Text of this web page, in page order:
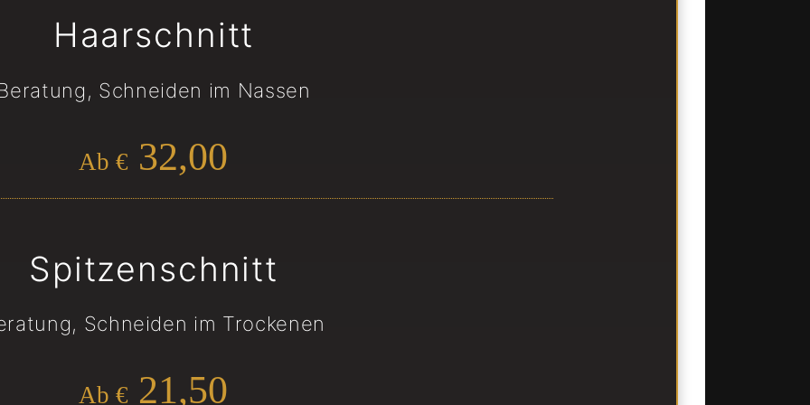
Haarschnitt
Schneiden im Nassen
Ab € 32,00
Spitzenschnitt
Schneiden im Trockenen
Ab € 21,50